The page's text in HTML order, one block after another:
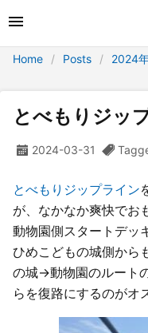
Home Posts 2024
とべもりジッ
2024-03-31
とべもりジップライン
が、なかなか爽快でお
動物園側スタートデッ
ひめこどもの城側から
の城→動物園のルート
らを復路にするのがオ